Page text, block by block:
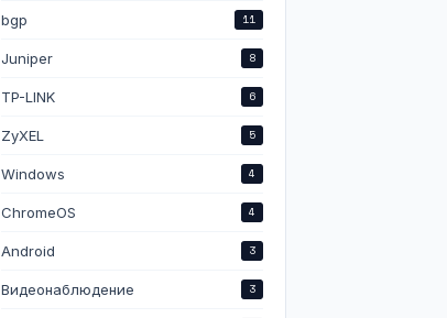
bgp 11
Juniper 8
TP-LINK 6
ZyXEL 5
Windows 4
ChromeOS 4
Android 3
Видеонаблюдение 3